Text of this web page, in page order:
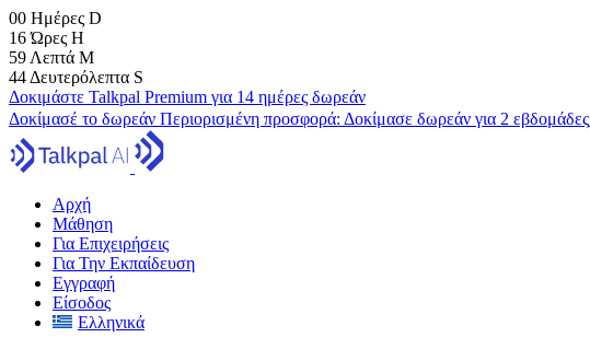
00 Ημέρες D
16 Ώρες H
59 Λεπτά M
43 Δευτερόλεπτα S
Δοκιμάστε Talkpal Premium για 14 ημέρες δωρεάν
Δοκίμασέ το δωρεάν Περιορισμένη προσφορά: Δοκίμασε δωρεάν για 2 εβδομάδες
Αρχή
Μάθηση
Για Επιχειρήσεις
Για Την Εκπαίδευση
Εγγραφή
Είσοδος
Ελληνικά